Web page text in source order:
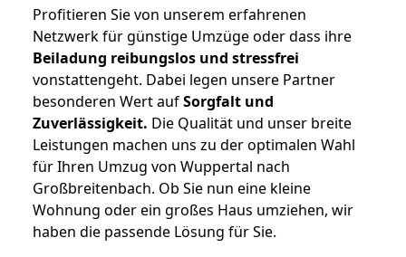
Profitieren Sie von unserem erfahrenen
Netzwerk für günstige Umzüge oder dass ihre
Beiladung reibungslos und stressfrei
vonstattengeht. Dabei legen unsere Partner
besonderen Wert aufSorgfalt und
Zuverlässigkeit. Die Qualität und unser breite
Leistungen machen uns zu der optimalen Wahl
für Ihren Umzug von Wuppertal nach
Großbreitenbach. Ob Sie nun eine kleine
Wohnung oder ein großes Haus umziehen, wir
haben die passende Lösung für Sie.